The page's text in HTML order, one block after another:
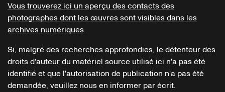
Vous trouverez ici un aperçu des contacts des
photographes dont les œuvres sont visibles dans les
archives numériques.
Si, malgré des recherches approfondies, le détenteur des
droits d'auteur du matériel source utilisé ici n'a pas été
identifié et que l'autorisation de publication n'a pas été
demandée, veuillez nous en informer par écrit.